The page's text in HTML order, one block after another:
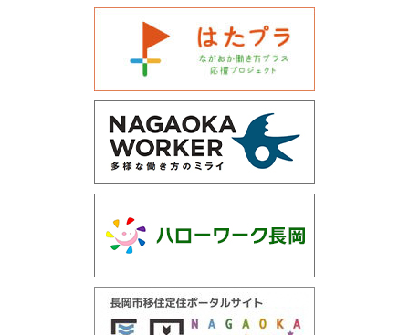
プライバシーポリシー